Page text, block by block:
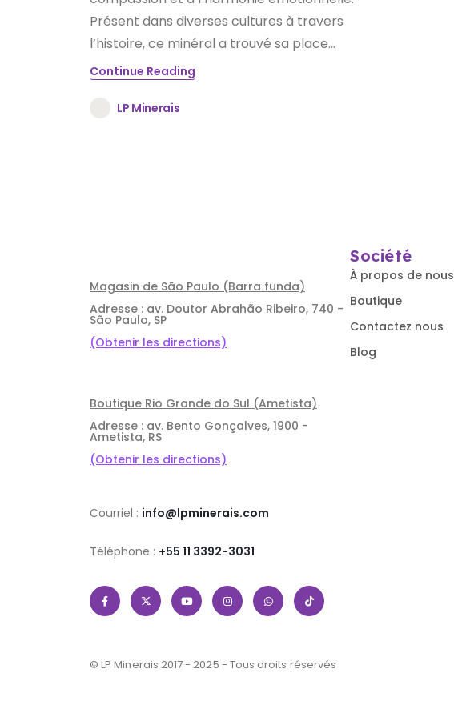
Présent dans diverses cultures à travers
l’histoire, ce minéral a trouvé sa place...
Continue Reading
LP Minerais
Magasin de São Paulo (Barra funda)
Adresse : av. Doutor Abrahão Ribeiro, 740 -
São Paulo, SP
(Obtenir les directions)
Boutique Rio Grande do Sul (Ametista)
Adresse : av. Bento Gonçalves, 1900 -
Ametista, RS
(Obtenir les directions)
Courriel : info@lpminerais.com
Téléphone : +55 11 3392-3031
Société
À propos de nous
Boutique
Contactez nous
Blog
© LP Minerais 2017 - 2025 - Tous droits réservés